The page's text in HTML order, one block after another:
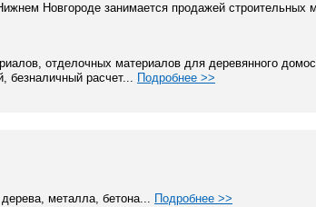
Новгороде занимается продажей строительных
отделочных материалов для деревянного
безналичный расчет... Подробнее >>
металла, бетона... Подробнее >>